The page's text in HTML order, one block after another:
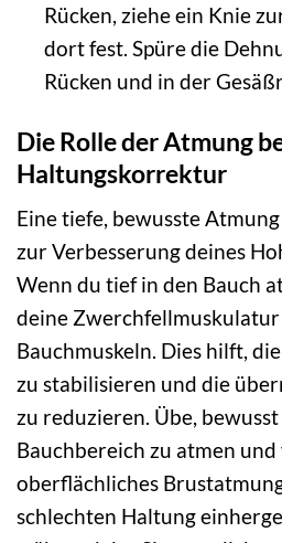
Rücken, ziehe ein Knie
dort fest. Spüre die
Rücken und in der
Die Rolle der Atmung
Haltungskorrektur
Eine tiefe, bewusste
zur Verbesserung deines
Wenn du tief in den Bauch
deine
Bauchmuskeln. Dies hilft,
zu stabilisieren und die
zu reduzieren. Übe,
Bauchbereich zu atmen
oberflächliches
schlechten Haltung